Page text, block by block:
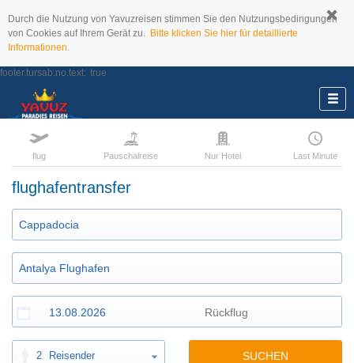
Durch die Nutzung von Yavuzreisen stimmen Sie den Nutzungsbedingungen
von Cookies auf Ihrem Gerät zu. Bitte klicken Sie hier für detaillierte
Informationen.
footer.tursab.no.text: true
flug Pauschalreise Nur Hotel Last Minute
flughafentransfer
2 Reisender SUCHEN